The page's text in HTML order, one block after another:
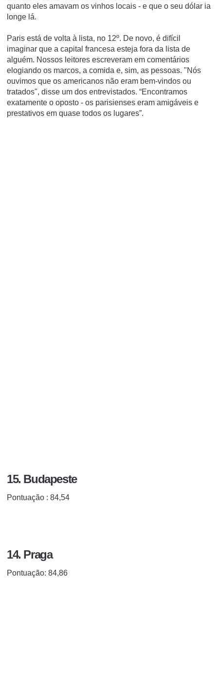
quanto eles amavam os vinhos locais - e que o seu dólar ia
longe lá.
Paris está de volta à lista, no 12º. De novo, é difícil
imaginar que a capital francesa esteja fora da lista de
alguém. Nossos leitores escreveram em comentários
elogiando os marcos, a comida e, sim, as pessoas. "Nós
ouvimos que os americanos não eram bem-vindos ou
tratados", disse um dos entrevistados. “Encontramos
exatamente o oposto - os parisienses eram amigáveis e
prestativos em quase todos os lugares”.
15. Budapeste
Pontuação : 84,54
14. Praga
Pontuação: 84,86